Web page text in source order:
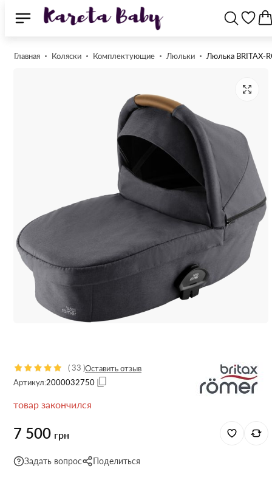
Главная Коляски Комплектующие Люльки Люлька BRITAX-
(33 )Оставить отзыв
Артикул:2000032750
товар закончился
7 500 грн
Задать вопрос Поделиться